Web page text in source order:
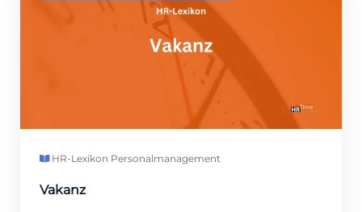
HR-Lexikon·Personalmanagement
Vakanz